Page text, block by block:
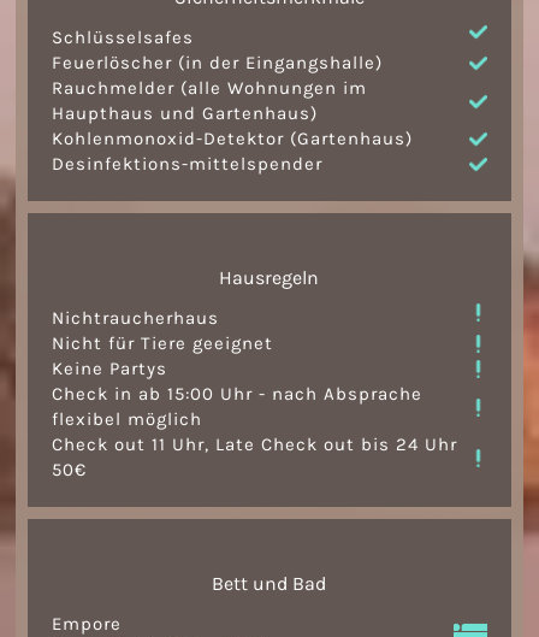
Schlüsselsafes
Feuerlöscher (in der Eingangshalle)
Rauchmelder (alle Wohnungen im
Haupthaus und Gartenhaus)
Kohlenmonoxid-Detektor (Gartenhaus)
Desinfektions-mittelspender
Hausregeln
Nichtraucherhaus
Nicht für Tiere geeignet
Keine Partys
Check in ab 15:00 Uhr - nach Absprache
flexibel möglich
Check out 11 Uhr, Late Check out bis 24 Uhr
50€
Bett und Bad
Empore